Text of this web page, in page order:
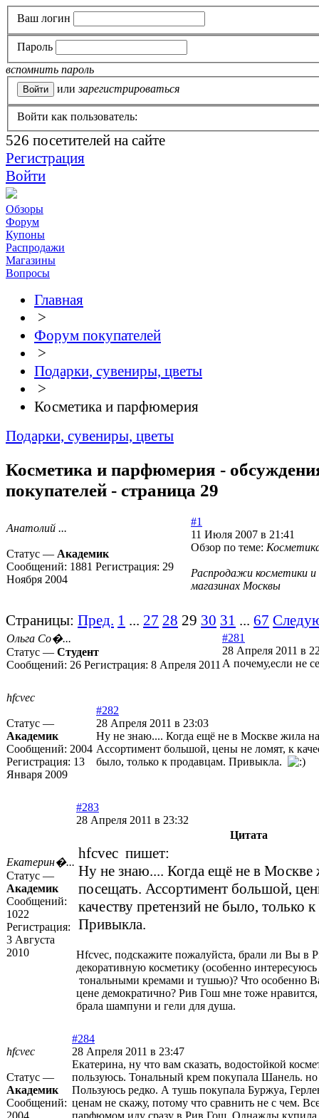
Ваш логин
Пароль
вспомнить пароль
или зарегистрироваться
Войти как пользователь:
526 посетителей на сайте
Регистрация
Войти
Обзоры
Форум
Купоны
Распродажи
Магазины
Вопросы
Главная
>
Форум покупателей
>
Подарки, сувениры, цветы
>
Косметика и парфюмерия
Подарки, сувениры, цветы
Косметика и парфюмерия -
покупателей - страница 29
Анатолий ...
Статус — Академик
Сообщений: 1881 Регистрация: 29
Ноября 2004
#1
11 Июля 2007 в 21:41
Обзор по теме:
Распродажи косметики
магазинах Москвы
Страницы: Пред. 1 ... 27 28 29 30 31 ... 67
Ольга Со�...
Статус — Студент
Сообщений: 26 Регистрация: 8 Апреля 2011
#281
28 Апреля 2011 в
А почему,если не
hfcvec
Статус —
Академик
Сообщений: 2004
Регистрация: 13
Января 2009
#282
28 Апреля 2011 в 23:03
Ну не знаю.... Когда ещё не в Москве жила
Ассортимент большой, цены не ломят, к
было, только к продавцам. Привыкла.
Екатерин�...
Статус —
Академик
Сообщений:
1022
Регистрация:
3 Августа
2010
#283
28 Апреля 2011 в 23:32
Цитата
hfcvec пишет:
Ну не знаю.... Когда ещё не в Москве
посещать. Ассортимент большой,
качеству претензий не было, только
Привыкла.
Нfcvec, подскажите пожалуйста, брали ли Вы в
декоративную косметику (особенно
тональными кремами и тушью)? Что особенно
цене демократично? Рив Гош мне тоже
брала шампуни и гели для душа.
hfcvec
Статус —
Академик
Сообщений:
#284
28 Апреля 2011 в 23:47
Екатерина, ну что вам сказать, водостойкой
пользуюсь. Тональный крем покупала Шанель. но
Пользуюсь редко. А тушь покупала Буржуа,
ценам не скажу, потому что сравнить не с чем.